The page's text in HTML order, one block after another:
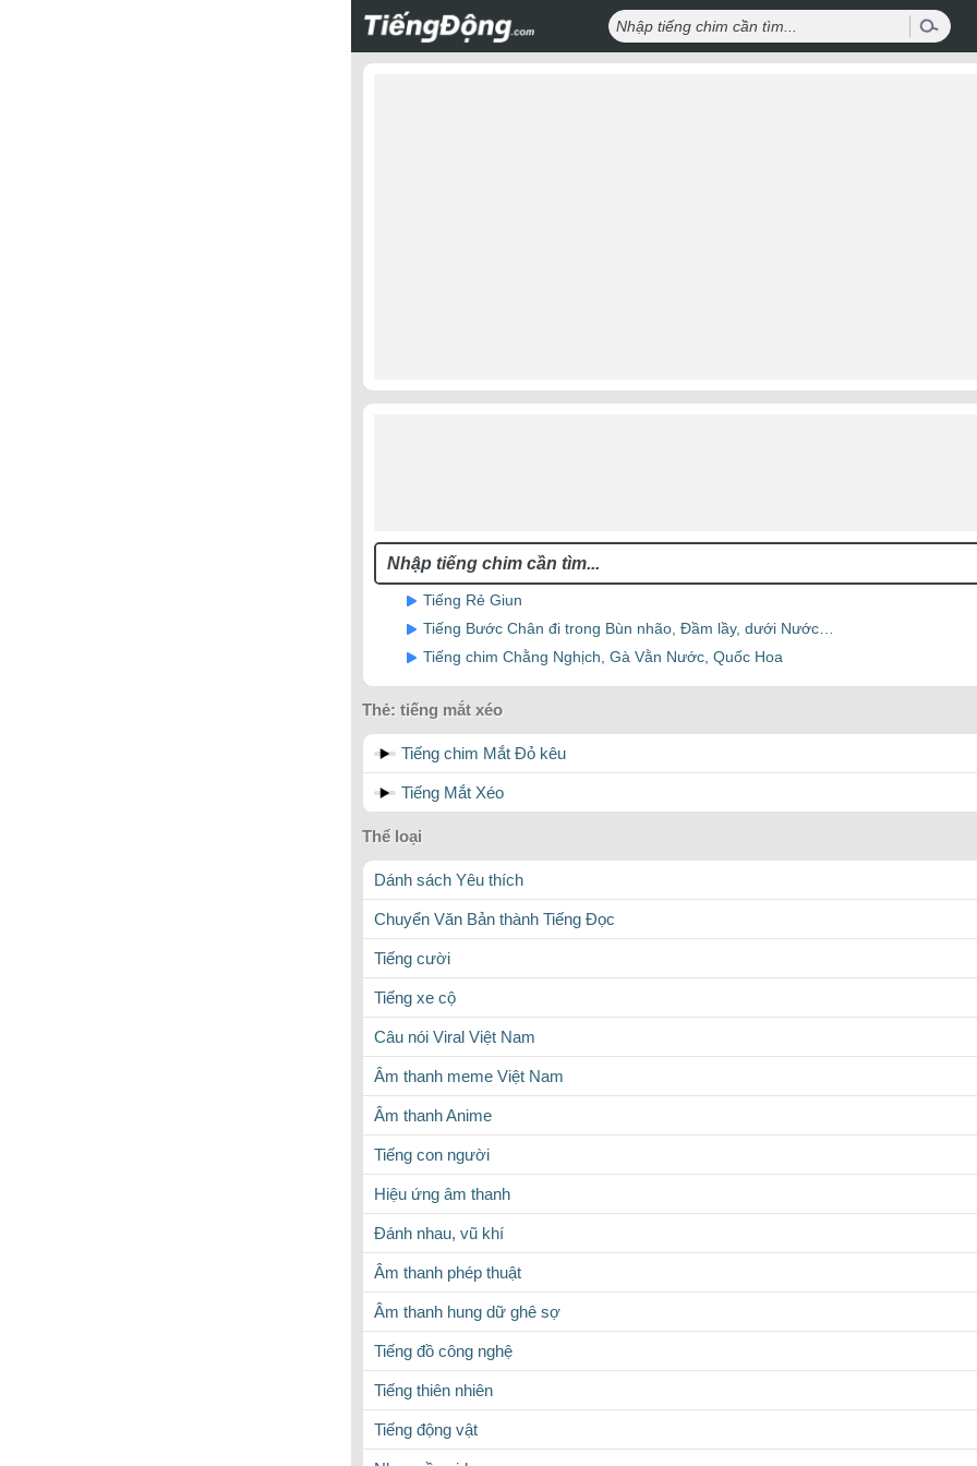
Tiếng Rẻ Giun
Tiếng Bước Chân đi trong Bùn nhão, Đầm lầy, dưới Nước…
Tiếng chim Chằng Nghịch, Gà Vằn Nước, Quốc Hoa
Thẻ: tiếng mắt xéo
Tiếng chim Mắt Đỏ kêu
Tiếng Mắt Xéo
Thể loại
Dánh sách Yêu thích
Chuyển Văn Bản thành Tiếng Đọc
Tiếng cười
Tiếng xe cộ
Câu nói Viral Việt Nam
Âm thanh meme Việt Nam
Âm thanh Anime
Tiếng con người
Hiệu ứng âm thanh
Đánh nhau, vũ khí
Âm thanh phép thuật
Âm thanh hung dữ ghê sợ
Tiếng đồ công nghệ
Tiếng thiên nhiên
Tiếng động vật